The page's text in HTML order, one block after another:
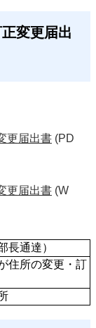
変更届出
更届出書 (PD
更届出書 (W
長通達）
住所の変更・訂